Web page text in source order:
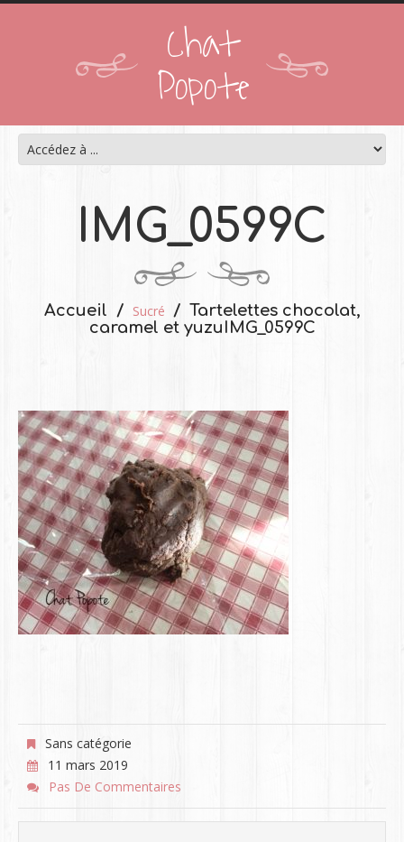
Chat
Popote
IMG_0599C
Accueil Sucré
Tartelettes chocolat,
caramel et yuzu IMG_0599C
Sans catégorie
11 mars 2019
Pas De Commentaires